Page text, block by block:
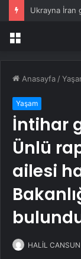
Ukrayna İran
Menü
Anasayfa /
Yaşam
İntihar
Ünlü
ailesi
HALİL